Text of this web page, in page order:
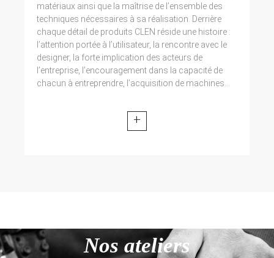
matériaux ainsi que la maîtrise de l’ensemble des
techniques nécessaires à sa réalisation. Derrière
chaque détail de produits CLEN réside une histoire :
l’attention portée à l’utilisateur, la rencontre avec le
designer, la forte implication des acteurs de
l’entreprise, l’encouragement dans la capacité de
chacun à entreprendre, l’acquisition de machines...
+
Nos ateliers